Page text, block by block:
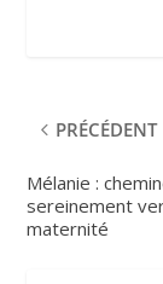
PRÉCÉDENT
Mélanie :
sereinement
maternité